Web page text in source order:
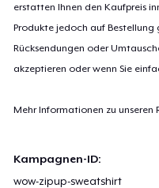
erstatten Ihnen den Kaufpreis
Produkte jedoch auf
Rücksendungen oder
akzeptieren oder wenn Sie
Mehr Informationen zu unseren
Kampagnen-ID:
wow-zipup-sweatshirt